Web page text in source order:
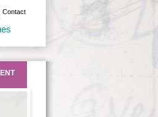
Contact